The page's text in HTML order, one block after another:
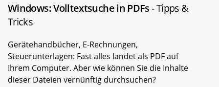
Windows: Volltextsuche in PDFs- Tipps &
Tricks
Gerätehandbücher, E-Rechnungen,
Steuerunterlagen: Fast alles landet als PDF auf
Ihrem Computer. Aber wie können Sie die Inhalte
dieser Dateien vernünftig durchsuchen?